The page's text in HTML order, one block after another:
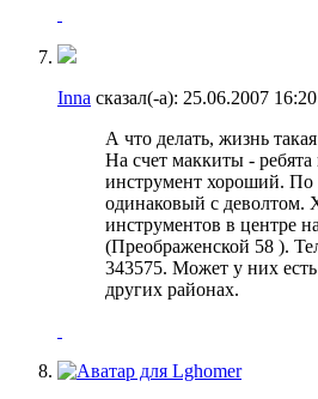
Inna сказал(-а): 25.06.2007 16:20
А что делать, жизнь такая
На счет маккиты - ребята
инструмент хороший. По
одинаковый с деволтом.
инструментов в центре
(Преображенской 58 ).
343575. Может у них
других районах.